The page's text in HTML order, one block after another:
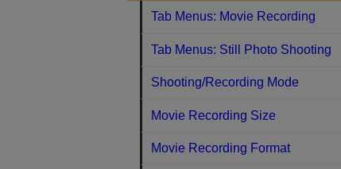
Tab Menus: Movie Recording
Tab Menus: Still Photo Shooting
Shooting/Recording Mode
Movie Recording Size
Movie Recording Format